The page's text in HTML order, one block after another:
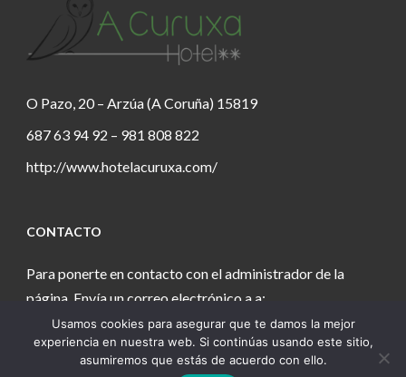
O Pazo, 20 – Arzúa (A Coruña) 15819
687 63 94 92 – 981 808 822
http://www.hotelacuruxa.com/
CONTACTO
Para ponerte en contacto con el administrador de la
página. Envía un correo electrónico a a:
estanochetecuento@gmail.com
Usamos cookies para asegurar que te damos la mejor
experiencia en nuestra web. Si continúas usando este sitio,
asumiremos que estás de acuerdo con ello.